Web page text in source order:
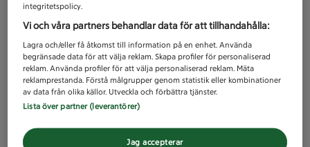
integritetspolicy.
Vi och våra partners behandlar data för att tillhandahålla:
Lagra och/eller få åtkomst till information på en enhet. Använda
begränsade data för att välja reklam. Skapa profiler för personaliserad
reklam. Använda profiler för att välja personaliserad reklam. Mäta
reklamprestanda. Förstå målgrupper genom statistik eller kombinationer
av data från olika källor. Utveckla och förbättra tjänster.
Lista över partner (leverantörer)
Jag accepterar